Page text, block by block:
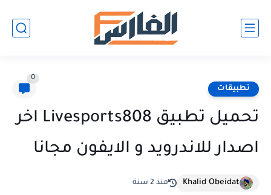
تطبيقات
0
تحميل تطبيق Livesports808 اخر
اصدار للاندرويد و الايفون مجانا
Khalid Obeidat منذ 2 سنة